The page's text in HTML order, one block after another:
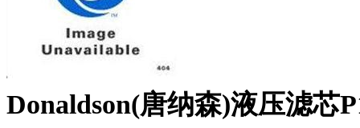
Donaldson(唐纳森)液压滤芯